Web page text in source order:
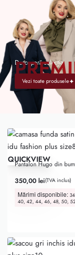
Descoperă colecția
PVezi toate produsele
QUICKVIEW
Pantalon Hugo din
350,00 lei(TVA inclus)
Mărimi disponibile:
40, 42, 44, 46, 48, 50,